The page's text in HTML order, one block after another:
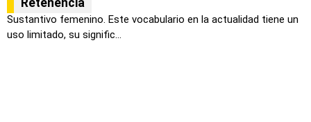
Retenencia
Sustantivo femenino. Este vocabulario en la actualidad tiene un
uso limitado, su signific...